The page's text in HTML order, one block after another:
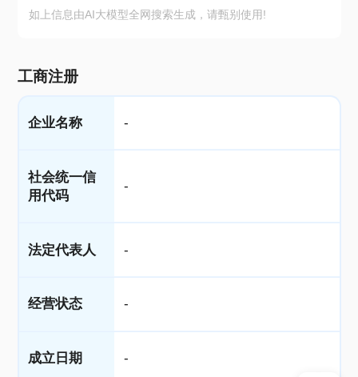
如上信息由AI大模型全网搜索生成，请甄别使用!
工商注册
企业名称 -
社会统一信
用代码
-
法定代表人 -
经营状态 -
成立日期 -